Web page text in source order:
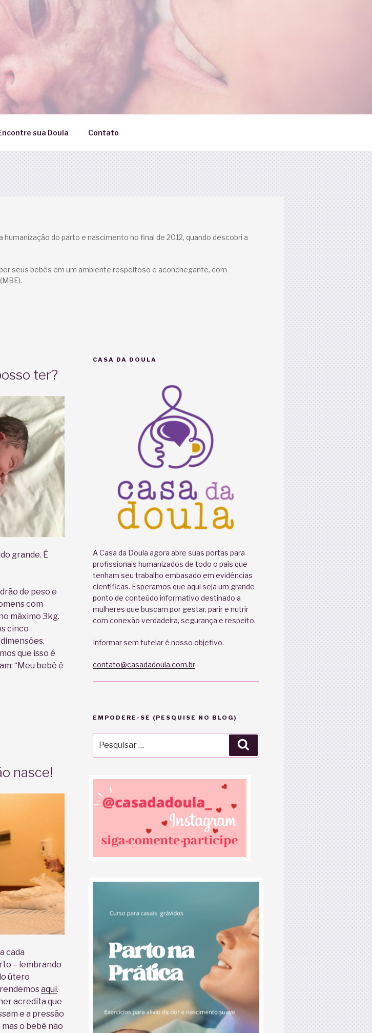
sua Doula Contato
humanização do parto e nascimento no final de 2012, quando descobri a
seus bebês em um ambiente respeitoso e aconchegante, com
(MBE).
ter?
grande. É
de peso e
com
máximo 3kg.
cinco
que isso é
“Meu bebê é
nasce!
cada
– lembrando
útero
aqui.
acredita que
e a pressão
o bebê não
CASA DA DOULA
A Casa da Doula agora abre suas portas para
profissionais humanizados de todo o país que
tenham seu trabalho embasado em evidências
científicas. Esperamos que aqui seja um grande
ponto de conteúdo informativo destinado a
mulheres que buscam por gestar, parir e nutrir
com conexão verdadeira, segurança e respeito.
Informar sem tutelar é nosso objetivo.
contato@casadadoula.com.br
EMPODERE-SE (PESQUISE NO BLOG)
por: